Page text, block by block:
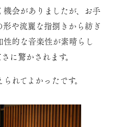
会がありましたが、お手
や流麗な指捌きから紡ぎ
性的な音楽性が素晴らし
に驚かされます。
れてよかったです。